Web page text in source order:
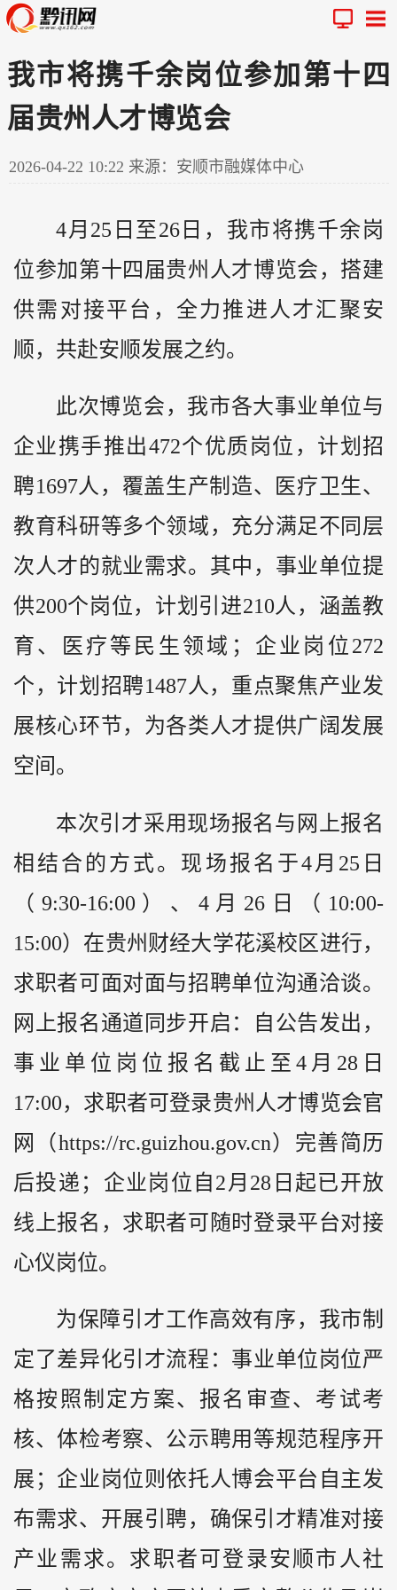
我市将携千余岗位参加第十四
届贵州人才博览会
2026-04-22 10:22 来源：安顺市融媒体中心
4月25日至26日，我市将携千余岗
位参加第十四届贵州 人才博览会，搭建
供需对接平台，全力推进人才汇聚安
顺，共赴安顺发展之约。
此次博览会，我市各大事业单位与
企业携手推出472个优质岗位，计划招
聘1697人，覆盖生产制造、医疗卫生、
教育科研等多个领域，充分满足不同层
次人才的就业需求。其中，事业单位提
供200个岗位，计划引进210人，涵盖教
育、医疗等民生领域；企业岗位272
个，计划招聘1487人，重点聚焦产业发
展核心环节，为各类人才提供广阔发展
空间。
本次引才采用现场报名与网上报名
相结合的方式。现场报名于4月25日
（9:30-16:00）、4月26日（10:00-
15:00）在贵州财经大学花溪校区进行，
求职者可面对面与招聘单位沟通洽谈。
网上报名通道同步开启：自公告发出，
事业单位岗位报名截止至4月28日
17:00，求职者可登录贵州人才博览会官
网（https://rc.guizhou.gov.cn）完善简历
后投递；企业岗位自2月28日起已开放
线上报名，求职者可随时登录平台对接
心仪岗位。
为保障引才工作高效有序，我市制
定了差异化引才流程：事业单位岗位严
格按照制定方案、报名审查、考试考
核、体检考察、公示聘用等规范程序开
展；企业岗位则依托人博会平台自主发
布需求、开展引聘，确保引才精准对接
产业需求。求职者可登录安顺市人社